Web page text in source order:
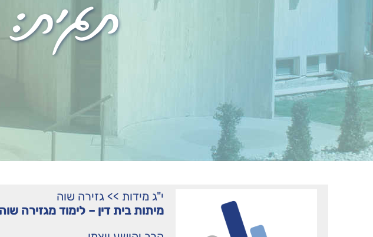
י"ג מידות >>גזירה שוה
מיתות בית דין – לימוד מגזירה שוה